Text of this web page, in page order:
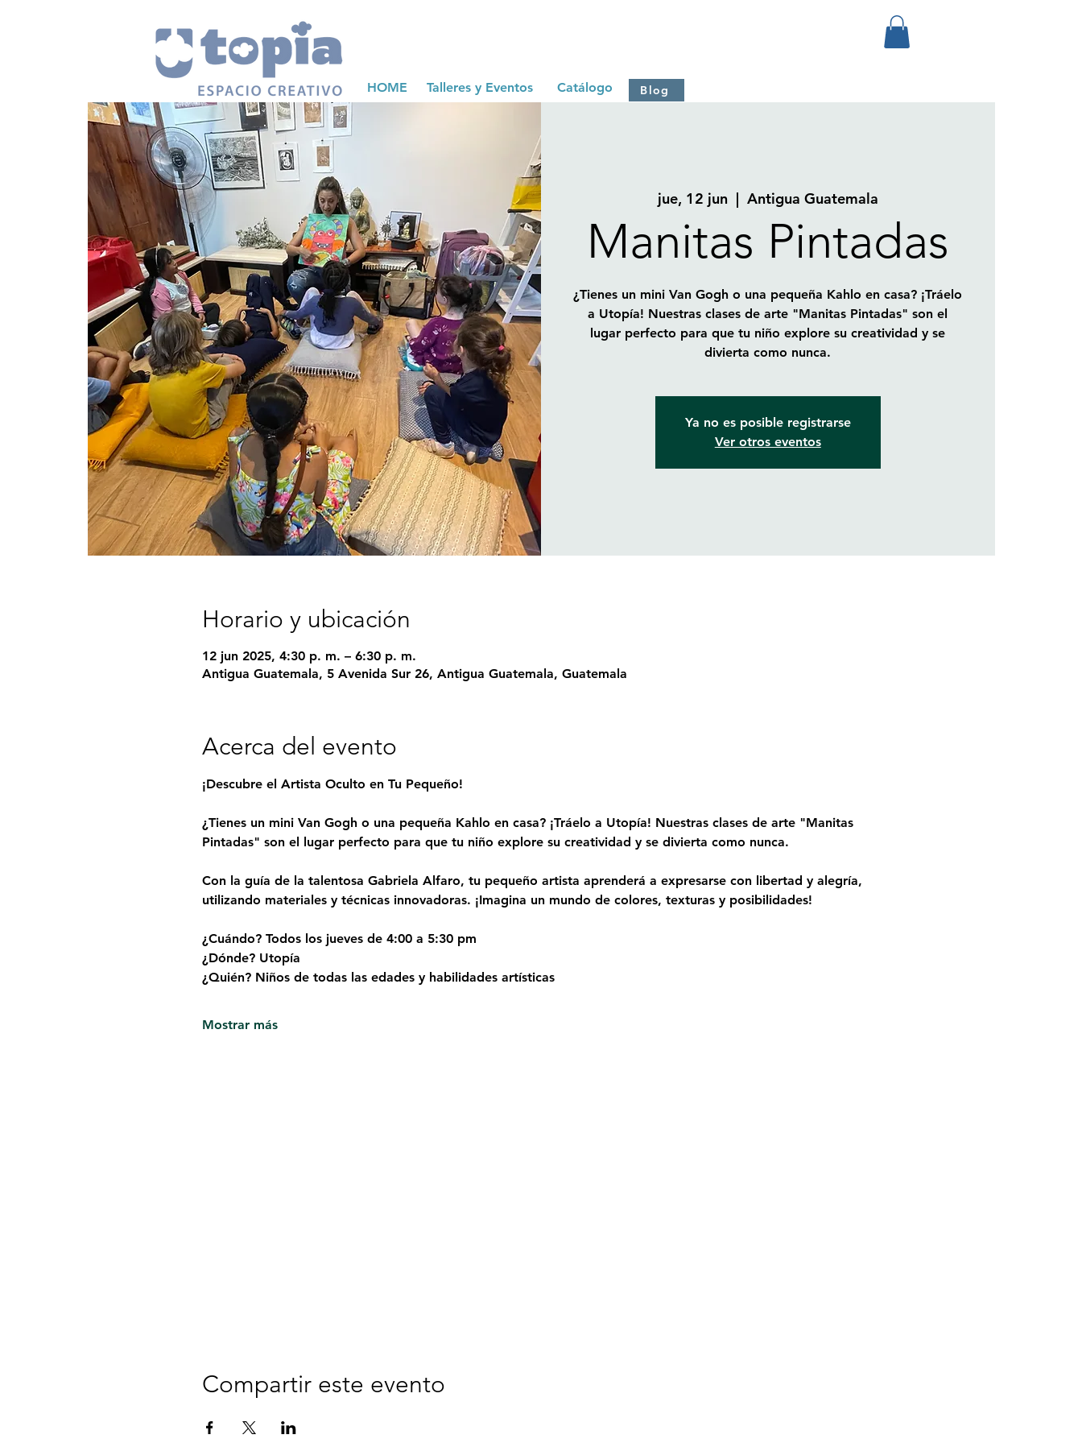
HOME Talleres y Eventos Catálogo Blog
jue, 12 jun
  |
Antigua Guatemala
Manitas Pintadas
¿Tienes un mini Van Gogh o una pequeña Kahlo en casa? ¡Tráelo
a Utopía! Nuestras clases de arte "Manitas Pintadas" son el
lugar perfecto para que tu niño explore su creatividad y se
divierta como nunca.
Ya no es posible registrarse
Ver otros eventos
Horario y ubicación
12 jun 2025, 4:30 p. m. – 6:30 p. m.
Antigua Guatemala, 5 Avenida Sur 26, Antigua Guatemala, Guatemala
Acerca del evento
¡Descubre el Artista Oculto en Tu Pequeño!
¿Tienes un mini Van Gogh o una pequeña Kahlo en casa? ¡Tráelo a Utopía! Nuestras clases de arte "Manitas
Pintadas" son el lugar perfecto para que tu niño explore su creatividad y se divierta como nunca.
Con la guía de la talentosa Gabriela Alfaro, tu pequeño artista aprenderá a expresarse con libertad y alegría,
utilizando materiales y técnicas innovadoras. ¡Imagina un mundo de colores, texturas y posibilidades!
¿Cuándo? Todos los jueves de 4:00 a 5:30 pm
¿Dónde? Utopía
¿Quién? Niños de todas las edades y habilidades artísticas
Mostrar más
Compartir este evento